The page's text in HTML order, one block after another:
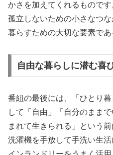
かさを加えてくれるもので
孤立しないための小さなつ
暮らすための大切な要素であ
自由な暮らしに潜む喜
番組の最後には、「ひとり
して「自由」「自分のまま
まれて生きられる」という
洗濯機を手放して手洗い生